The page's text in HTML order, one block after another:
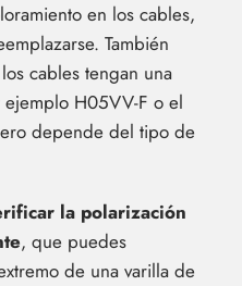
en los cables,
También
cables tengan una
H05VV-F o el
depende del tipo de
la polarización
, que puedes
de una varilla de